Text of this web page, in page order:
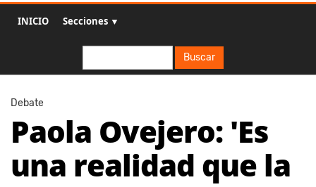
INICIO Secciones ▼
Buscar
Debate
Paola Ovejero: 'Es
una realidad que la